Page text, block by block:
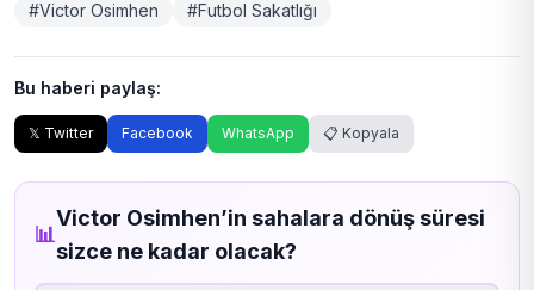
#Victor Osimhen
#Futbol Sakatlığı
Bu haberi paylaş:
𝕏 Twitter Facebook WhatsApp 📋 Kopyala
📊
Victor Osimhen’in sahalara dönüş süresi
sizce ne kadar olacak?